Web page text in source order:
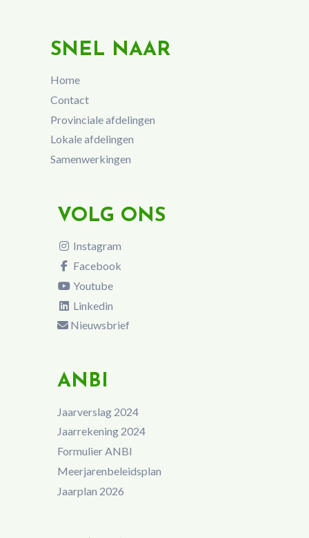
SNEL NAAR
Home
Contact
Provinciale afdelingen
Lokale afdelingen
Samenwerkingen
VOLG ONS
Instagram
Facebook
Youtube
Linkedin
Nieuwsbrief
ANBI
Jaarverslag 2024
Jaarrekening 2024
Formulier ANBI
Meerjarenbeleidsplan
Jaarplan 2026